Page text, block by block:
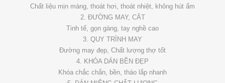
Chất liệu mịn màng, thoát hơi, thoát nhiệt, không hút ẩm
2. ĐƯỜNG MAY, CẮT
Tinh tế, gọn gàng, tay nghề cao
3. QUY TRÌNH MAY
Đường may đẹp, Chất lượng thợ tốt
4. KHÓA DÁN BỀN ĐẸP
Khóa chắc chắn, bền, tháo lắp nhanh